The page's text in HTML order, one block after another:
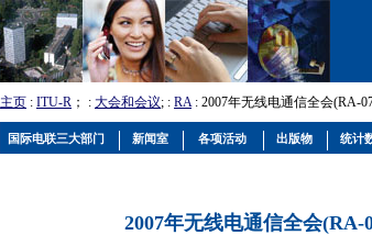
主页 : ITU-R ； : 大会和会议; : RA: 2007年无线电通信全会(RA-
2007年无线电通信全会(RA-
国际电联三大部门 新闻室 各项活动 出版物 统计